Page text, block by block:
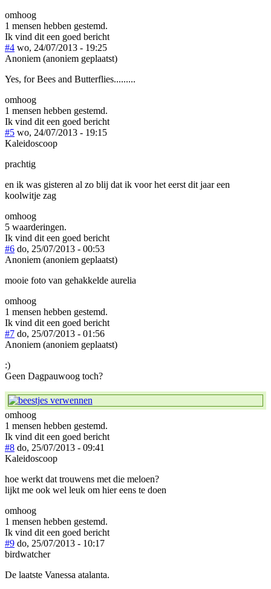
omhoog
1 mensen hebben gestemd.
Ik vind dit een goed bericht
#4 wo, 24/07/2013 - 19:25
Anoniem (anoniem geplaatst)
Yes, for Bees and Butterflies.........
omhoog
1 mensen hebben gestemd.
Ik vind dit een goed bericht
#5 wo, 24/07/2013 - 19:15
Kaleidoscoop
prachtig
en ik was gisteren al zo blij dat ik voor het eerst dit jaar een
koolwitje zag
omhoog
5 waarderingen.
Ik vind dit een goed bericht
#6 do, 25/07/2013 - 00:53
Anoniem (anoniem geplaatst)
mooie foto van gehakkelde aurelia
omhoog
1 mensen hebben gestemd.
Ik vind dit een goed bericht
#7 do, 25/07/2013 - 01:56
Anoniem (anoniem geplaatst)
:)
Geen Dagpauwoog toch?
omhoog
1 mensen hebben gestemd.
Ik vind dit een goed bericht
#8 do, 25/07/2013 - 09:41
Kaleidoscoop
hoe werkt dat trouwens met die meloen?
lijkt me ook wel leuk om hier eens te doen
omhoog
1 mensen hebben gestemd.
Ik vind dit een goed bericht
#9 do, 25/07/2013 - 10:17
birdwatcher
De laatste Vanessa atalanta.